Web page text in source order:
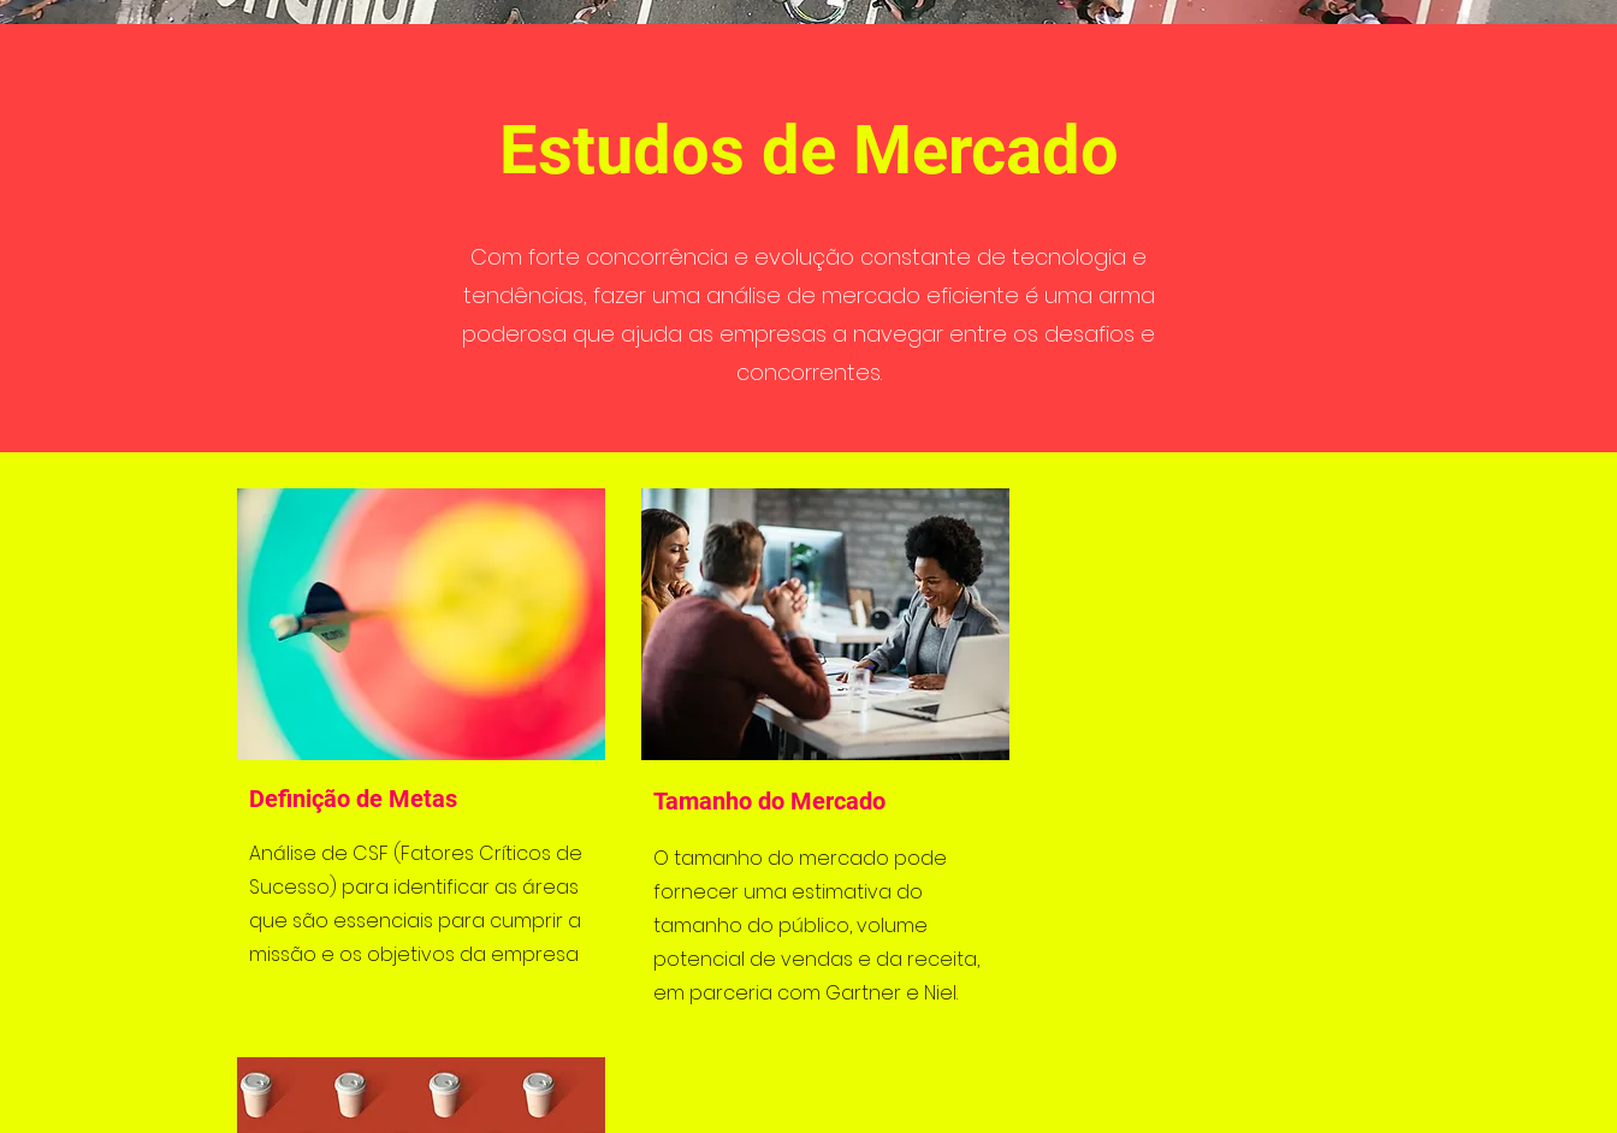
Estudos de Mercado
Com forte concorrência e evolução constante de tecnologia e
tendências, fazer uma análise de mercado eficiente é uma arma
poderosa que ajuda as empresas a navegar entre os desafios e
concorrentes.
Definição de Metas
Análise de CSF (Fatores Críticos de
Sucesso) para identificar as áreas
que são essenciais para cumprir a
missão e os objetivos da empresa
Tamanho do Mercado
O tamanho do mercado pode
fornecer uma estimativa do
tamanho do público, volume
potencial de vendas e da receita,
em parceria com Gartner e Niel.